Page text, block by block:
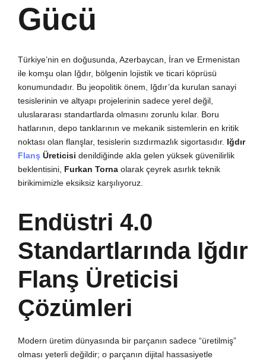
Gücü
Türkiye’nin en doğusunda, Azerbaycan, İran ve Ermenistan
ile komşu olan Iğdır, bölgenin lojistik ve ticari köprüsü
konumundadır. Bu jeopolitik önem, Iğdır’da kurulan sanayi
tesislerinin ve altyapı projelerinin sadece yerel değil,
uluslararası standartlarda olmasını zorunlu kılar. Boru
hatlarının, depo tanklarının ve mekanik sistemlerin en kritik
noktası olan flanşlar, tesislerin sızdırmazlık sigortasıdır. Iğdır
Flanş Üreticisi denildiğinde akla gelen yüksek güvenilirlik
beklentisini, Furkan Torna olarak çeyrek asırlık teknik
birikimimizle eksiksiz karşılıyoruz.
Endüstri 4.0
Standartlarında Iğdır
Flanş Üreticisi
Çözümleri
Modern üretim dünyasında bir parçanın sadece “üretilmiş”
olması yeterli değildir; o parçanın dijital hassasiyetle